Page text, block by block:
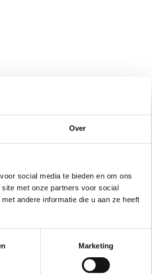
Over
social media te bieden en om ons
met onze partners voor social
andere informatie die u aan ze heeft
Marketing